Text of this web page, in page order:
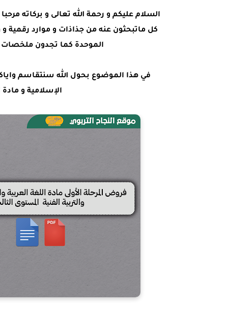
السلام عليكم و رحمة الله تعالى و بركاته
كل ماتبحثون عنه من جذاذات و موارد رقمية
الموحدة كما تجدون ملخصات
في هذا الموضوع بحول الله سنتقاسم
الإسلامية و مادة